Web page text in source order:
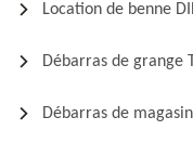
Location de benne
Débarras de grange
Débarras de